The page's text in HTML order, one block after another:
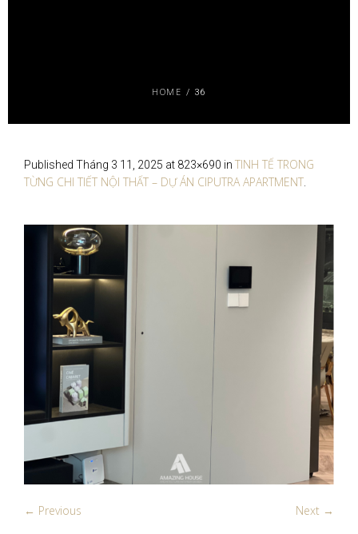
HOME / 36
Published Tháng 3 11, 2025 at 823×690 in TINH TẾ TRONG
TỪNG CHI TIẾT NỘI THẤT – DỰ ÁN CIPUTRA APARTMENT.
← Previous Next →